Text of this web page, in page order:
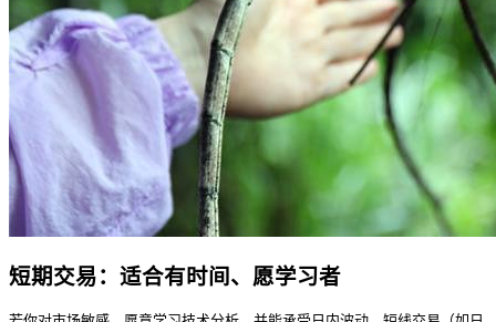
短期交易：适合有时间、愿学习者